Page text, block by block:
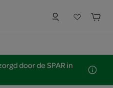
door de SPAR in